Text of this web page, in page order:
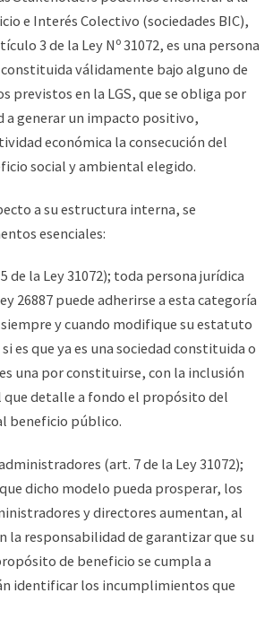
e Interés Colectivo (sociedades BIC),
3 de la Ley Nº 31072, es una persona
válidamente bajo alguno de
previstos en la LGS, que se obliga por
a generar un impacto positivo,
económica la consecución del
social y ambiental elegido.
a su estructura interna, se
esenciales:
de la Ley 31072); toda persona jurídica
26887 puede adherirse a esta categoría
y cuando modifique su estatuto
si es que ya es una sociedad constituida o
una por constituirse, con la inclusión
que detalle a fondo el propósito del
beneficio público.
(art. 7 de la Ley 31072);
dicho modelo pueda prosperar, los
y directores aumentan, al
la responsabilidad de garantizar que su
de beneficio se cumpla a
identificar los incumplimientos que